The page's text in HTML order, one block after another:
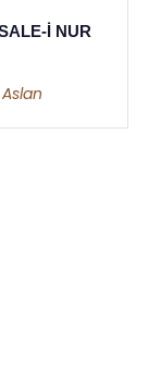
İ NUR